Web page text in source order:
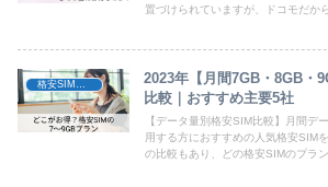
置づけられていますが、ドコモだか
2023年【月間7GB・8GB・
比較｜おすすめ主要5社
【データ量別格安SIM比較】月間デ
用する方におすすめの人気格安SIM
の比較もあり、どの格安SIMのプラ